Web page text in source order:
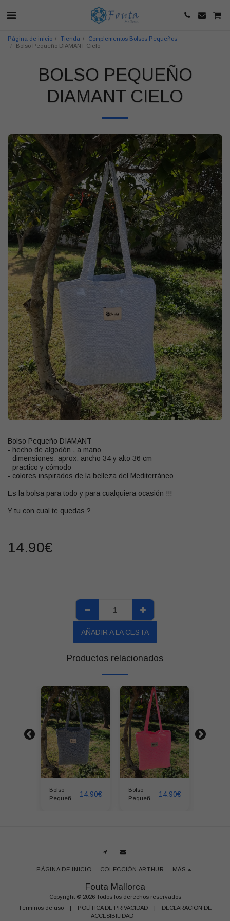
Página de inicio Tienda
Complementos Bolsos Pequeños
Bolso Pequeño DIAMANT Cielo
BOLSO PEQUEÑO
DIAMANT CIELO
Bolso Pequeño DIAMANT
- hecho de algodón , a mano
- dimensiones: aprox. ancho 34 y alto 36 cm
- practico y cómodo
- colores inspirados de la belleza del Mediterráneo
Es la bolsa para todo y para cualquiera ocasión !!!
Y tu con cual te quedas ?
14.90€
AÑADIR A LA CESTA
Productos relacionados
Bolso
Pequeño
14.90€
Bolso
Pequeño
14.90€
Fouta Mallorca
Copyright © 2026 Todos los derechos reservados
Términos de uso | POLÍTICA DE PRIVACIDAD | DECLARACIÓN DE
ACCESIBILIDAD
PÁGINA DE INICIO COLECCIÓN ARTHUR MÁS